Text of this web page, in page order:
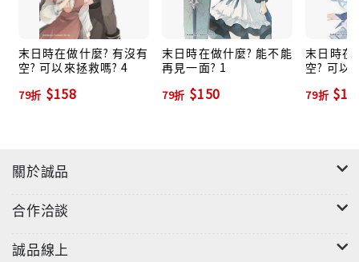
末日時在做什麼? 有沒有
空? 可以來拯救嗎? 4
79折 $158
末日時在做什麼? 能不能
再見一面? 1
79折 $150
末日時在
空? 可以
79折
關於誠品
合作洽談
誠品線上